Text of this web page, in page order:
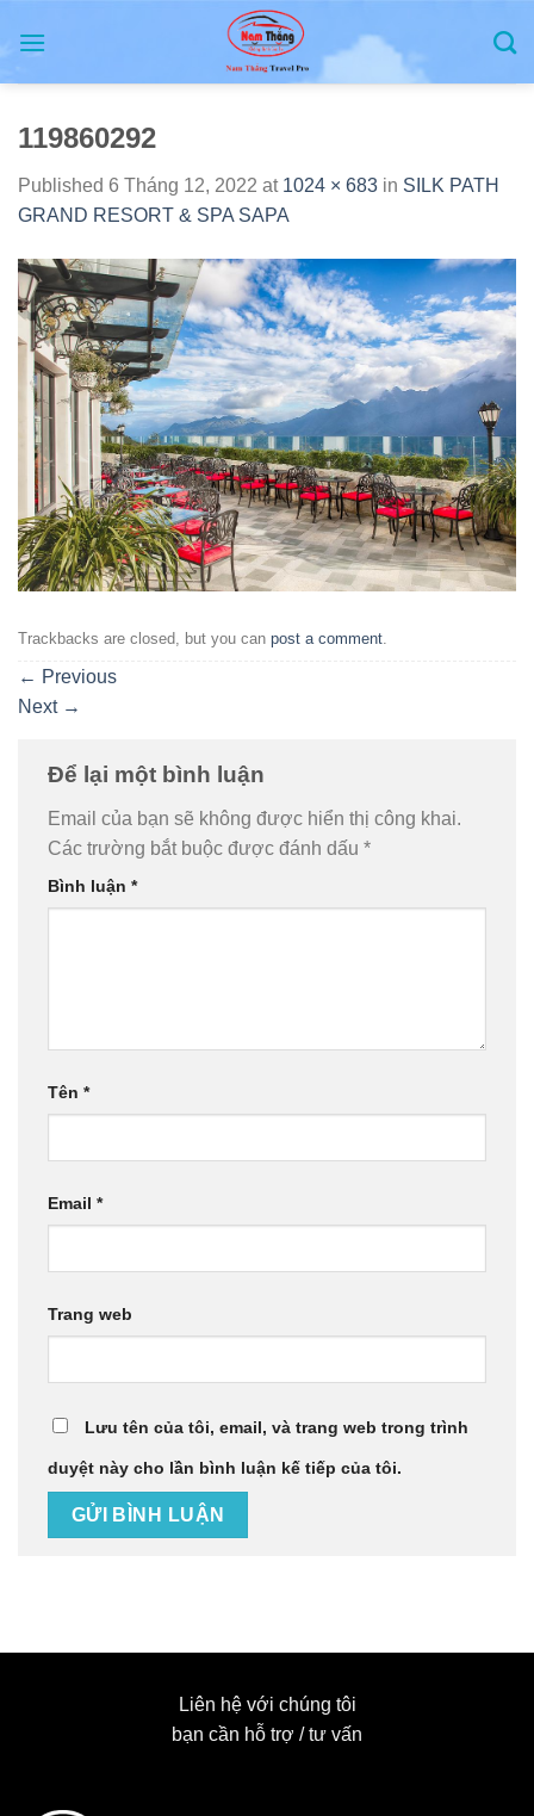
119860292
Published 6 Tháng 12, 2022 at 1024 × 683 in SILK PATH
GRAND RESORT & SPA SAPA
Trackbacks are closed, but you can post a comment.
← Previous
Next →
Để lại một bình luận
Email của bạn sẽ không được hiển thị công khai.
Các trường bắt buộc được đánh dấu *
Bình luận *
Tên *
Email *
Trang web
Lưu tên của tôi, email, và trang web trong trình
duyệt này cho lần bình luận kế tiếp của tôi.
Liên hệ với chúng tôi
bạn cần hỗ trợ / tư vấn